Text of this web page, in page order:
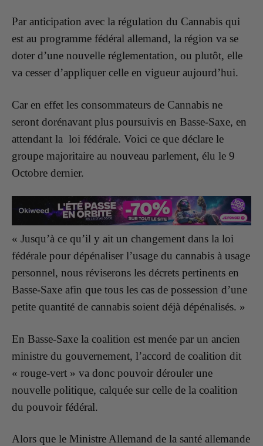
Par anticipation avec la régulation du Cannabis qui
est au programme fédéral allemand, la région va se
doter d’une nouvelle réglementation, ou plutôt, elle
va cesser d’appliquer celle en vigueur aujourd’hui.
Car en effet les consommateurs de Cannabis ne
seront dorénavant plus poursuivis en Basse-Saxe, en
attendant la loi fédérale. Voici ce que déclare le
groupe majoritaire au nouveau parlement, élu le 9
Octobre dernier.
« Jusqu’à ce qu’il y ait un changement dans la loi
fédérale pour dépénaliser l’usage du cannabis à usage
personnel, nous réviserons les décrets pertinents en
Basse-Saxe afin que tous les cas de possession d’une
petite quantité de cannabis soient déjà dépénalisés. »
En Basse-Saxe la coalition est menée par un ancien
ministre du gouvernement, l’accord de coalition dit
« rouge-vert » va donc pouvoir dérouler une
nouvelle politique, calquée sur celle de la coalition
du pouvoir fédéral.
Alors que le Ministre Allemand de la santé allemande